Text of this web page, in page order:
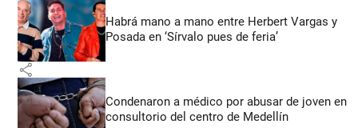
Habrá mano a mano entre Herbert Vargas y
Posada en ‘Sírvalo pues de feria’
share
Condenaron a médico por abusar de joven en
consultorio del centro de Medellín